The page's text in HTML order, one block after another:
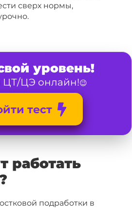
сверх нормы,
уровень!
ЦТ/ЦЭ онлайн!😉
тест
работать
подработки в